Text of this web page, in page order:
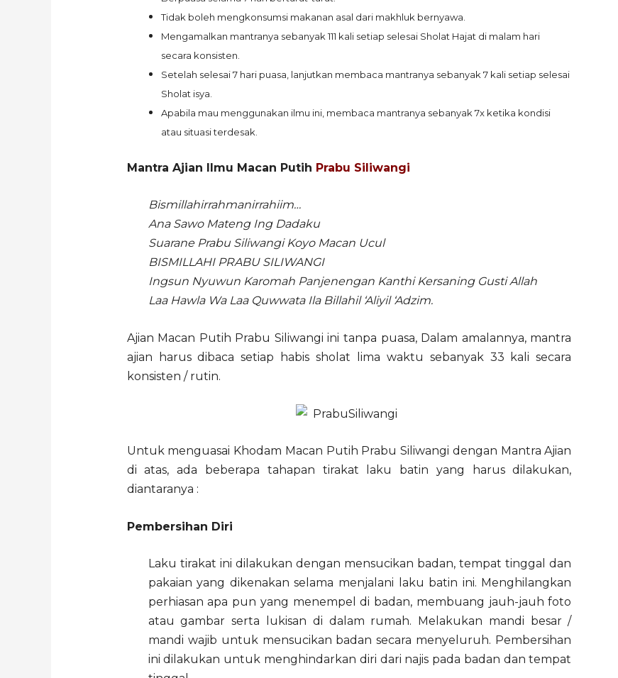
Tidak boleh mengkonsumsi makanan asal dari makhluk bernyawa.
Mengamalkan mantranya sebanyak 111 kali setiap selesai Sholat Hajat di malam hari
secara konsisten.
Setelah selesai 7 hari puasa, lanjutkan membaca mantranya sebanyak 7 kali setiap selesai
Sholat isya.
Apabila mau menggunakan ilmu ini, membaca mantranya sebanyak 7x ketika kondisi
atau situasi terdesak.
Mantra Ajian Ilmu Macan Putih Prabu Siliwangi
Bismillahirrahmanirrahiim…
Ana Sawo Mateng Ing Dadaku
Suarane Prabu Siliwangi Koyo Macan Ucul
BISMILLAHI PRABU SILIWANGI
Ingsun Nyuwun Karomah Panjenengan Kanthi Kersaning Gusti Allah
Laa Hawla Wa Laa Quwwata Ila Billahil ‘Aliyil ‘Adzim.
Ajian Macan Putih Prabu Siliwangi ini tanpa puasa, Dalam amalannya, mantra
ajian harus dibaca setiap habis sholat lima waktu sebanyak 33 kali secara
konsisten / rutin.
Untuk menguasai Khodam Macan Putih Prabu Siliwangi dengan Mantra Ajian
di atas, ada beberapa tahapan tirakat laku batin yang harus dilakukan,
diantaranya :
Pembersihan Diri
Laku tirakat ini dilakukan dengan mensucikan badan, tempat tinggal dan
pakaian yang dikenakan selama menjalani laku batin ini. Menghilangkan
perhiasan apa pun yang menempel di badan, membuang jauh-jauh foto
atau gambar serta lukisan di dalam rumah. Melakukan mandi besar /
mandi wajib untuk mensucikan badan secara menyeluruh. Pembersihan
ini dilakukan untuk menghindarkan diri dari najis pada badan dan tempat